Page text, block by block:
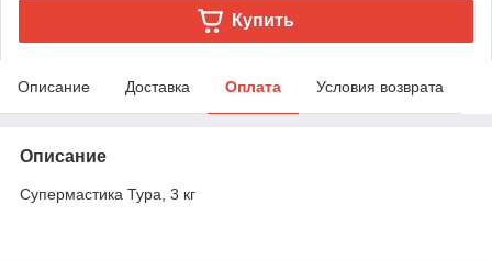
Купить
Описание Доставка Оплата Условия возврата
Описание
Cупермастика Тура, 3 кг